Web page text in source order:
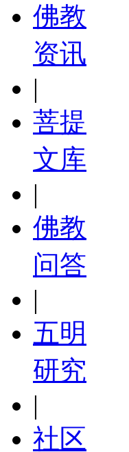
佛教
资讯
|
菩提
文库
|
佛教
问答
|
五明
研究
|
社区